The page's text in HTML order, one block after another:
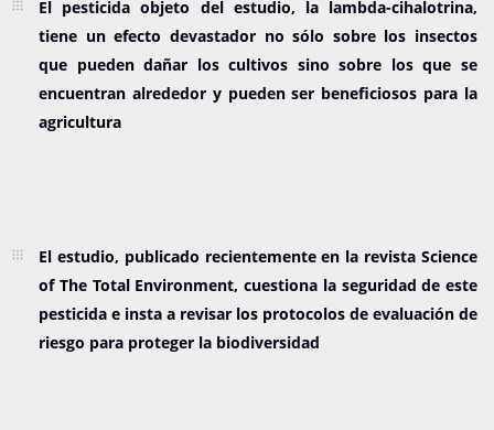
El pesticida objeto del estudio, la lambda-cihalotrina,
tiene un efecto devastador no sólo sobre los insectos
que pueden dañar los cultivos sino sobre los que se
encuentran alrededor y pueden ser beneficiosos para la
agricultura
El estudio, publicado recientemente en la revista Science
of The Total Environment, cuestiona la seguridad de este
pesticida e insta a revisar los protocolos de evaluación de
riesgo para proteger la biodiversidad